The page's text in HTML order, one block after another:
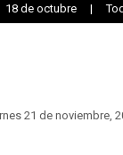
18 de octubre |
21 de noviembre,